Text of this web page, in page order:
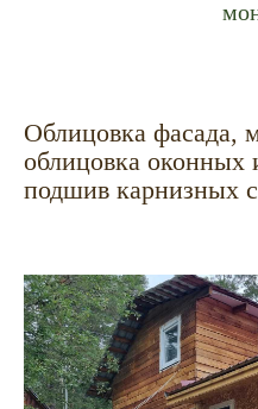
Облицовка фасада,
облицовка оконных
подшив карнизных